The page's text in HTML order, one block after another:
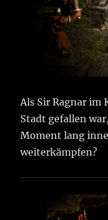
Als Sir Ragnar im
Stadt gefallen
Moment lang
weiterkämpfen?